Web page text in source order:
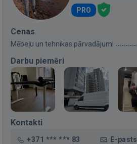
PRO
Cenas
Mēbeļu un tehnikas pārvadājumi
Darbu piemēri
Kontakti
+371 *** *** 83 E-pasts